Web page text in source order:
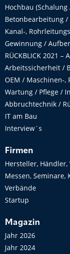
Hochbau
Betonbearbeitung /
Kanal-,
Gewinnung /
RÜCKBLICK 2021 –
Arbeitssicherheit /
OEM / Maschinen-
Wartung / Pflege /
Abbruchtechnik /
IT am Bau
Interview´s
Firmen
Hersteller,
Messen, Seminare,
Verbände
Startup
Magazin
Jahr 2026
Jahr 2024